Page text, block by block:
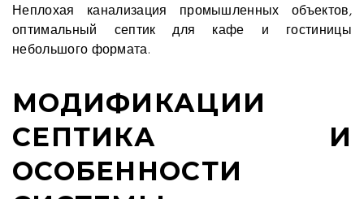
Неплохая канализация промышленных объектов,
оптимальный септик для кафе и гостиницы
небольшого формата.
МОДИФИКАЦИИ
СЕПТИКА И
ОСОБЕННОСТИ